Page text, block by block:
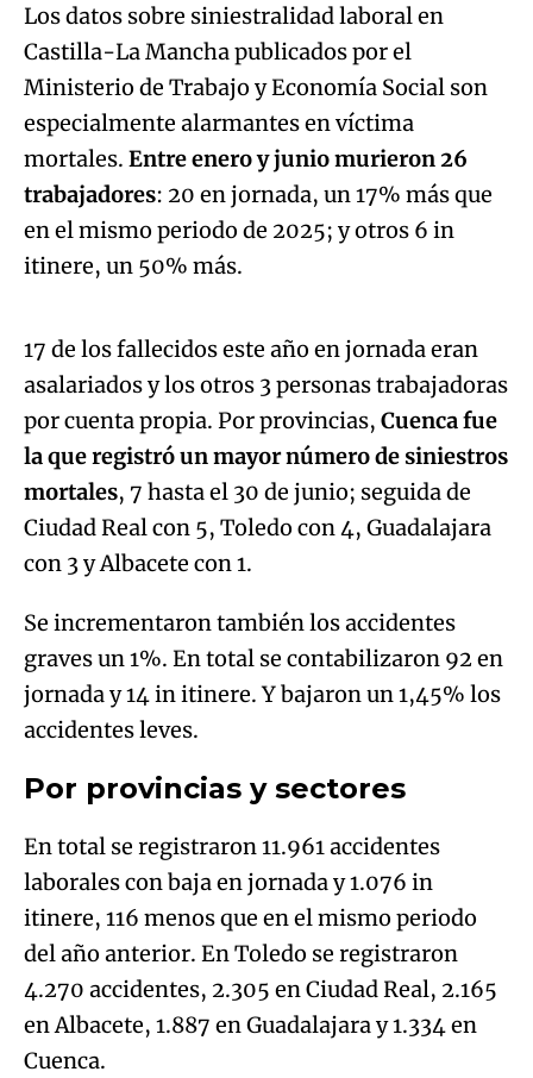
Los datos sobre siniestralidad laboral en
Castilla-La Mancha publicados por el
Ministerio de Trabajo y Economía Social son
especialmente alarmantes en víctima
mortales. Entre enero y junio murieron 26
trabajadores: 20 en jornada, un 17% más que
en el mismo periodo de 2025; y otros 6 in
itinere, un 50% más.Algo salió mal.
Try again
17 de los fallecidos este año en jornada eran
asalariados y los otros 3 personas trabajadoras
por cuenta propia. Por provincias, Cuenca fue
la que registró un mayor número de siniestros
mortales, 7 hasta el 30 de junio; seguida de
Ciudad Real con 5, Toledo con 4, Guadalajara
con 3 y Albacete con 1.
Se incrementaron también los accidentes
graves un 1%. En total se contabilizaron 92 en
jornada y 14 in itinere. Y bajaron un 1,45% los
accidentes leves.
Por provincias y sectores
En total se registraron 11.961 accidentes
laborales con baja en jornada y 1.076 in
itinere, 116 menos que en el mismo periodo
del año anterior. En Toledo se registraron
4.270 accidentes, 2.305 en Ciudad Real, 2.165
en Albacete, 1.887 en Guadalajara y 1.334 en
Cuenca.